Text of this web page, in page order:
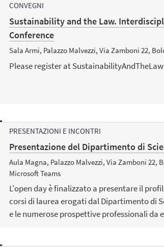
CONVEGNI
Sustainability and the Law.
Conference
Sala Armi, Palazzo Malvezzi, Via Zamboni 22,
Please register at
PRESENTAZIONI E INCONTRI
Presentazione del Dipartimento di
Aula Magna, Palazzo Malvezzi, Via Zamboni 22,
Microsoft Teams
L'open day è finalizzato a presentare il
corsi di laurea erogati dal Dipartimento di
e le numerose prospettive professionali da